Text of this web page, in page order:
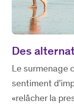
Des
Le surmenage
sentiment
«relâcher la